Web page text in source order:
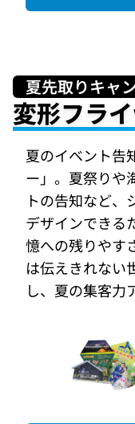
夏先取りキャ
変形フラ
夏のイベント告
ー」。夏祭りや
トの告知など、
デザインできる
憶への残りやす
は伝えきれない
し、夏の集客力